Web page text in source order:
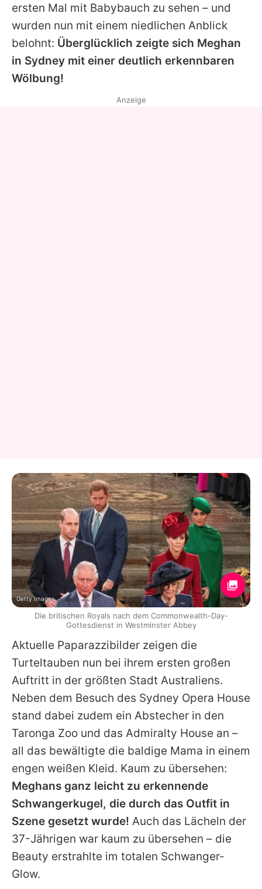
ersten Mal mit Babybauch zu sehen – und
wurden nun mit einem niedlichen Anblick
belohnt: Überglücklich zeigte sich Meghan
in Sydney mit einer deutlich erkennbaren
Wölbung!
Aktuelle Paparazzibilder zeigen die
Turteltauben nun bei ihrem ersten großen
Auftritt in der größten Stadt Australiens.
Neben dem Besuch des Sydney Opera House
stand dabei zudem ein Abstecher in den
Taronga Zoo und das Admiralty House an –
all das bewältigte die baldige Mama in einem
engen weißen Kleid. Kaum zu übersehen:
Meghans ganz leicht zu erkennende
Schwangerkugel, die durch das Outfit in
Szene gesetzt wurde! Auch das Lächeln der
37-Jährigen war kaum zu übersehen – die
Beauty erstrahlte im totalen Schwanger-
Glow.
Anzeige
Getty Images
Die britischen Royals nach dem Commonwealth-Day-
Gottesdienst in Westminster Abbey